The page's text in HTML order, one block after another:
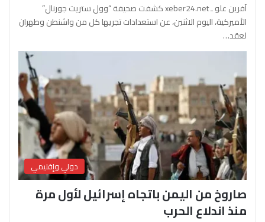
آفرين علو ـ xeber24.net كشفت صحيفة “وول ستريت جورنال”
الأميركية، اليوم الاثنين، عن استعدادات تجريها كل من واشنطن وطهران
لعقد…
دولي وإقليمي
صاروخ من اليمن باتجاه إسرائيل لأول مرة
منذ اندلاع الحرب